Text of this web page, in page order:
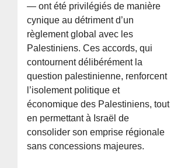
— ont été privilégiés de manière
cynique au détriment d’un
règlement global avec les
Palestiniens. Ces accords, qui
contournent délibérément la
question palestinienne, renforcent
l’isolement politique et
économique des Palestiniens, tout
en permettant à Israël de
consolider son emprise régionale
sans concessions majeures.